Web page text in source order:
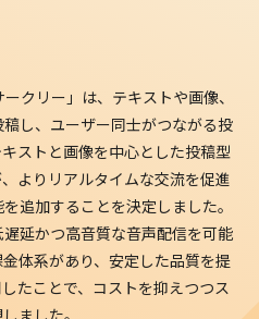
クリー」は、テキストや画像、
し、ユーザー同士がつながる投
ストと画像を中心とした投稿型
よりリアルタイムな交流を促進
追加することを決定しました。
延かつ高音質な音声配信を可能
体系があり、安定した品質を提
たことで、コストを抑えつつス